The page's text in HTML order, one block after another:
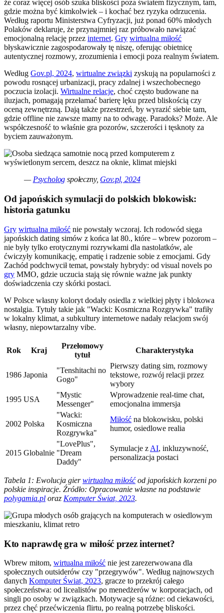
że coraz więcej osób szuka bliskości poza światem fizycznym, tam,
gdzie można być kimkolwiek – i kochać bez ryzyka odrzucenia.
Według raportu Ministerstwa Cyfryzacji, już ponad 60% młodych
Polaków deklaruje, że przynajmniej raz próbowało nawiązać
emocjonalną relację przez internet. Gry wirtualna miłość
błyskawicznie zagospodarowały tę niszę, oferując obietnicę
autentycznej rozmowy, zrozumienia i emocji poza realnym światem.
Według Gov.pl, 2024, wirtualne związki zyskują na popularności z
powodu rosnącej urbanizacji, pracy zdalnej i wszechobecnego
poczucia izolacji. Wirtualne relacje, choć często budowane na
iluzjach, pomagają przełamać barierę lęku przed bliskością czy
oceną zewnętrzną. Dają także przestrzeń, by wyrazić siebie tam,
gdzie offline nie zawsze mamy na to odwagę. Paradoks? Może. Ale
współczesność to właśnie gra pozorów, szczerości i tęsknoty za
byciem zauważonym.
— Psycholog społeczny, Gov.pl, 2024
Od japońskich symulacji do polskich blokowisk:
historia gatunku
Gry wirtualna miłość nie powstały wczoraj. Ich rodowód sięga
japońskich dating simów z końca lat 80., które – wbrew pozorom –
nie były tylko erotycznymi rozrywkami dla nastolatków, ale
ćwiczyły komunikację, empatię i radzenie sobie z emocjami. Gdy
Zachód podchwycił temat, powstały hybrydy: od visual novels po
gry MMO, gdzie uczucia stają się równie ważne jak punkty
doświadczenia czy skórki postaci.
W Polsce własny koloryt dodały osiedla z wielkiej płyty i blokowa
nostalgia. Tytuły takie jak "Wacki: Kosmiczna Rozgrywka" trafiły
w lokalny klimat, a subkultury internetowe nadały relacjom swój
własny, niepowtarzalny vibe.
Rok Kraj
Przełomowy
tytuł
Charakterystyka
1986 Japonia
"Tenshitachi no
Gogo"
Pierwszy dating sim, rozmowy
tekstowe, rozwój relacji przez
wybory
1995 USA
"Mystic
Messenger"
Wprowadzenie real-time chat,
emocjonalna immersja
2002 Polska
"Wacki:
Kosmiczna
Rozgrywka"
Miłość na blokowisku, polski
humor, osiedlowe realia
2015 Globalnie
"LovePlus",
"Dream
Daddy"
Symulacje z AI, inkluzywność,
personalizacja postaci
Tabela 1: Ewolucja gierwirtualna miłośćod japońskich korzeni po
polskie inspiracje. Źródło: Opracowanie własne na podstawie
polygamia.pl oraz Komputer Świat, 2023.
Kto naprawdę gra w miłość przez internet?
Wbrew mitom, wirtualna miłość nie jest zarezerwowana dla
społecznych outsiderów czy "przegrywów". Według najnowszych
danych Komputer Świat, 2023, gracze to przekrój całego
społeczeństwa: od licealistów po menedżerów w korporacjach, od
singli po osoby w związkach. Motywacje są różne: od ciekawości,
przez chęć przećwiczenia flirtu, po realną potrzebę bliskości.